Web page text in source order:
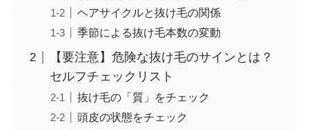
ヘアサイクルと抜け毛の関係
季節による抜け毛本数の変動
【要注意】危険な抜け毛のサインとは？
セルフチェックリスト
抜け毛の「質」をチェック
頭皮の状態をチェック